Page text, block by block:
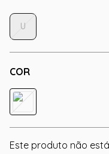
COR
U
Este produto não